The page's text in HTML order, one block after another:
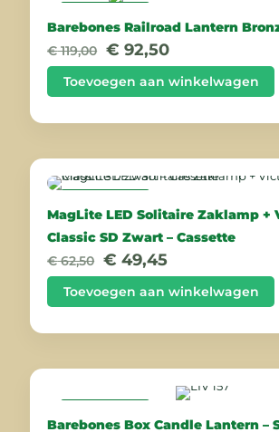
Barebones Railroad Lantern
€119,00 Oorspronkelijke
prijs
was:
€ 119,00.
€ 92,50Huidige
prijs
is:
€ 92,50.
Toevoegen aan winkelwagen
MagLite LED Solitaire Zaklamp +
Classic SD Zwart – Cassette
€62,50 Oorspronkelijke
prijs
was:
€ 62,50.
€ 49,45Huidige
prijs
is:
€ 49,45.
Toevoegen aan winkelwagen
Barebones Box Candle Lantern –